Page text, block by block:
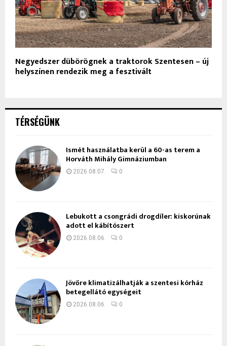
Negyedszer dübörögnek a traktorok Szentesen – új
helyszínen rendezik meg a fesztivált
TÉRSÉGÜNK
Ismét használatba kerül a 60-as terem a
Horváth Mihály Gimnáziumban
2026.08.07. 0
Lebukott a csongrádi drogdíler: kiskorúnak
adott el kábítószert
2026.08.06. 0
Jövőre klimatizálhatják a szentesi kórház
betegellátó egységeit
2026.08.06. 0